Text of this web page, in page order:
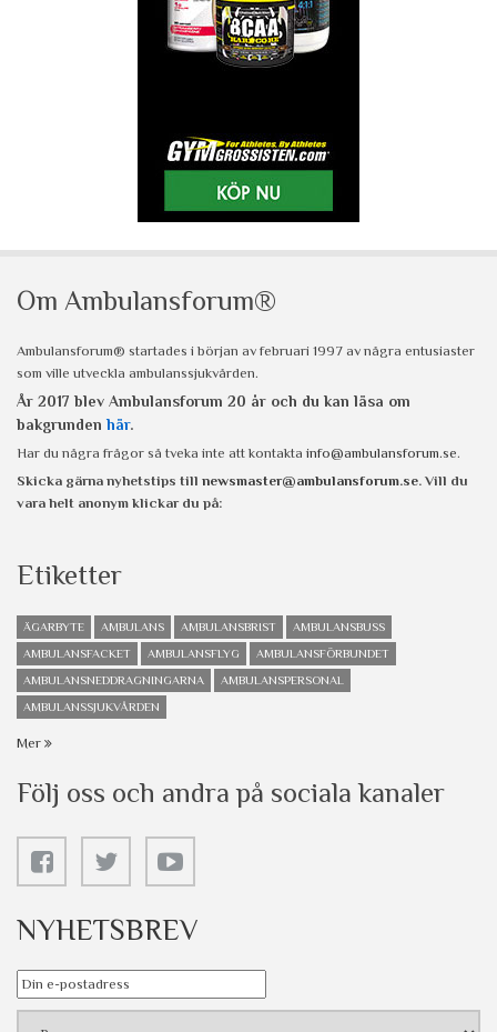
Om Ambulansforum®
Ambulansforum® startades i början av februari 1997 av några entusiaster
som ville utveckla ambulanssjukvården.
År 2017 blev Ambulansforum 20 år och du kan läsa om
bakgrunden här.
Har du några frågor så tveka inte att kontakta info@ambulansforum.se.
Skicka gärna nyhetstips till newsmaster@ambulansforum.se. Vill du
vara helt anonym klickar du på:
Etiketter
ÄGARBYTE AMBULANS AMBULANSBRIST
AMBULANSBUSS
AMBULANSFACKET
AMBULANSFLYG
AMBULANSFÖRBUNDET
AMBULANSNEDDRAGNINGARNA
AMBULANSPERSONAL
AMBULANSSJUKVÅRDEN
Mer
Följ oss och andra på sociala kanaler
NYHETSBREV